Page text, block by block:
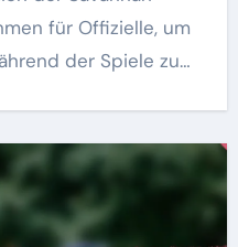
für Offizielle, um
der Spiele zu…